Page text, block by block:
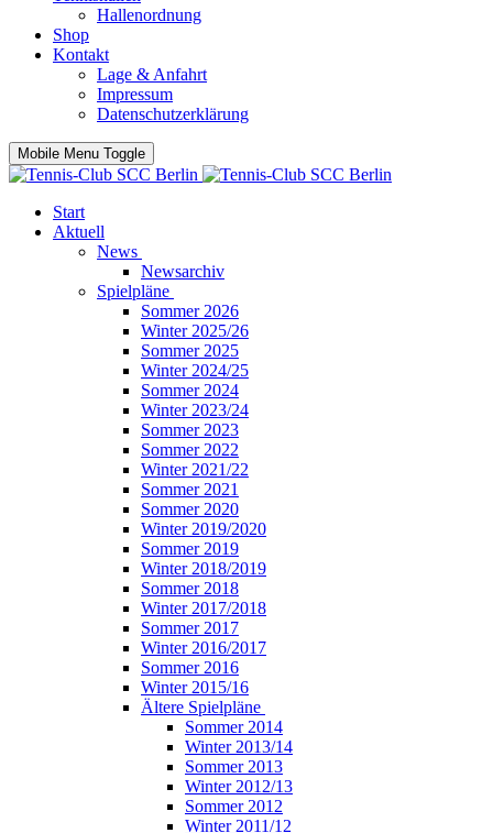
Hallenordnung
Shop
Kontakt
Lage & Anfahrt
Impressum
Datenschutzerklärung
Mobile Menu Toggle
Start
Aktuell
News
Newsarchiv
Spielpläne
Sommer 2026
Winter 2025/26
Sommer 2025
Winter 2024/25
Sommer 2024
Winter 2023/24
Sommer 2023
Sommer 2022
Winter 2021/22
Sommer 2021
Sommer 2020
Winter 2019/2020
Sommer 2019
Winter 2018/2019
Sommer 2018
Winter 2017/2018
Sommer 2017
Winter 2016/2017
Sommer 2016
Winter 2015/16
Ältere Spielpläne
Sommer 2014
Winter 2013/14
Sommer 2013
Winter 2012/13
Sommer 2012
Winter 2011/12